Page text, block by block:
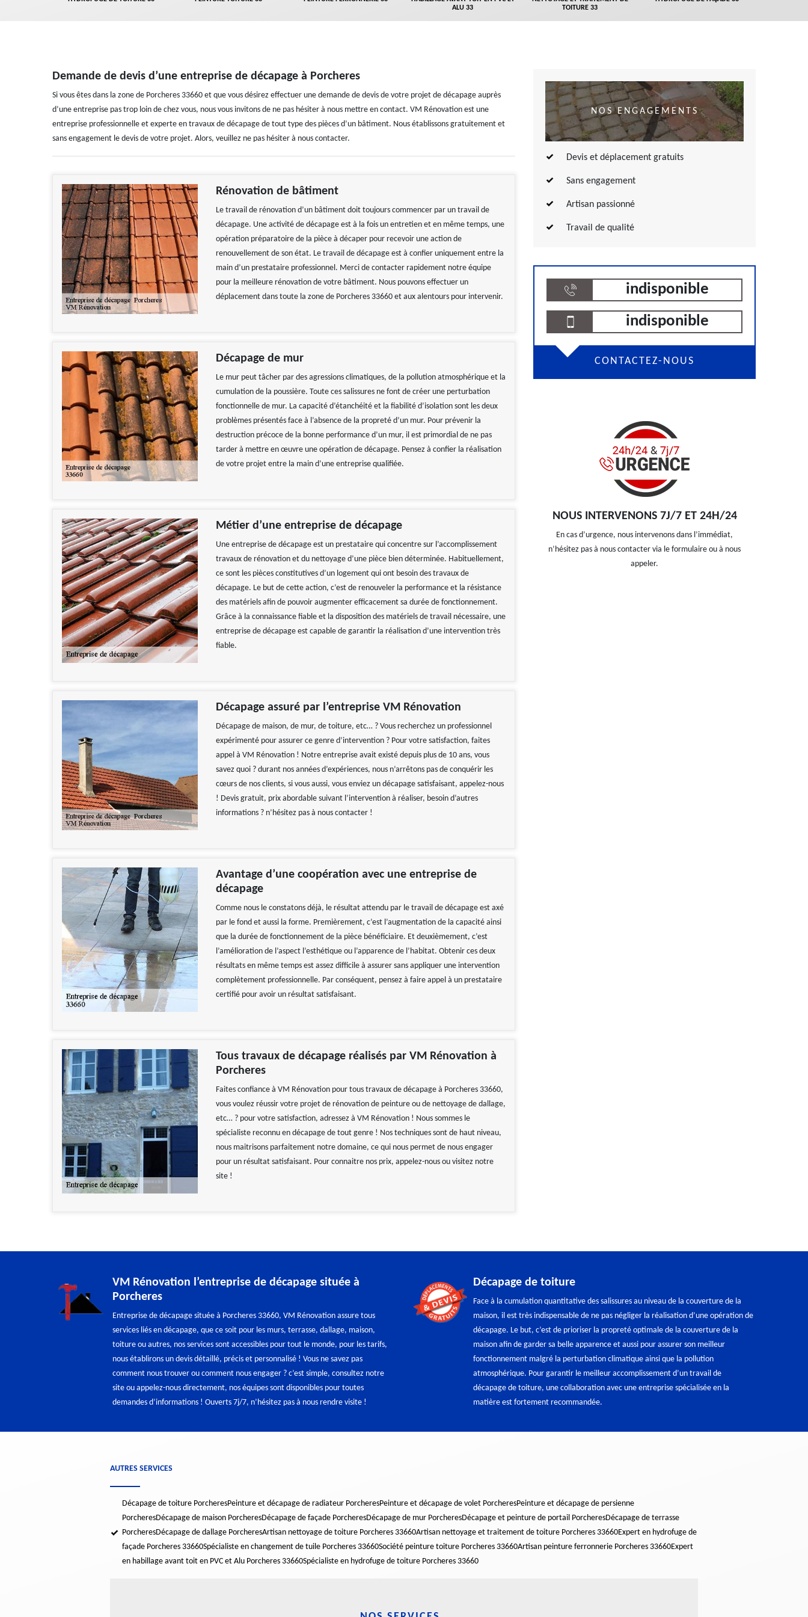
ALU 33
TOITURE 33
Demande de devis d’une entreprise de décapage à Porcheres
Si vous êtes dans la zone de Porcheres 33660 et que vous désirez effectuer une demande de devis de votre projet de décapage auprès
d’une entreprise pas trop loin de chez vous, nous vous invitons de ne pas hésiter à nous mettre en contact. VM Rénovation est une
entreprise professionnelle et experte en travaux de décapage de tout type des pièces d’un bâtiment. Nous établissons gratuitement et
sans engagement le devis de votre projet. Alors, veuillez ne pas hésiter à nous contacter.
Rénovation de bâtiment
Le travail de rénovation d’un bâtiment doit toujours commencer par un travail de
décapage. Une activité de décapage est à la fois un entretien et en même temps, une
opération préparatoire de la pièce à décaper pour recevoir une action de
renouvellement de son état. Le travail de décapage est à confier uniquement entre la
main d’un prestataire professionnel. Merci de contacter rapidement notre équipe
pour la meilleure rénovation de votre bâtiment. Nous pouvons effectuer un
déplacement dans toute la zone de Porcheres 33660 et aux alentours pour intervenir.
Décapage de mur
Le mur peut tâcher par des agressions climatiques, de la pollution atmosphérique et la
cumulation de la poussière. Toute ces salissures ne font de créer une perturbation
fonctionnelle de mur. La capacité d’étanchéité et la fiabilité d’isolation sont les deux
problèmes présentés face à l’absence de la propreté d’un mur. Pour prévenir la
destruction précoce de la bonne performance d’un mur, il est primordial de ne pas
tarder à mettre en œuvre une opération de décapage. Pensez à confier la réalisation
de votre projet entre la main d’une entreprise qualifiée.
Métier d’une entreprise de décapage
Une entreprise de décapage est un prestataire qui concentre sur l’accomplissement
travaux de rénovation et du nettoyage d’une pièce bien déterminée. Habituellement,
ce sont les pièces constitutives d’un logement qui ont besoin des travaux de
décapage. Le but de cette action, c’est de renouveler la performance et la résistance
des matériels afin de pouvoir augmenter efficacement sa durée de fonctionnement.
Grâce à la connaissance fiable et la disposition des matériels de travail nécessaire, une
entreprise de décapage est capable de garantir la réalisation d’une intervention très
fiable.
Décapage assuré par l’entreprise VM Rénovation
Décapage de maison, de mur, de toiture, etc… ? Vous recherchez un professionnel
expérimenté pour assurer ce genre d’intervention ? Pour votre satisfaction, faites
appel à VM Rénovation ! Notre entreprise avait existé depuis plus de 10 ans, vous
savez quoi ? durant nos années d’expériences, nous n’arrêtons pas de conquérir les
cœurs de nos clients, si vous aussi, vous enviez un décapage satisfaisant, appelez-nous
! Devis gratuit, prix abordable suivant l’intervention à réaliser, besoin d’autres
informations ? n’hésitez pas à nous contacter !
Avantage d’une coopération avec une entreprise de
décapage
Comme nous le constatons déjà, le résultat attendu par le travail de décapage est axé
par le fond et aussi la forme. Premièrement, c’est l’augmentation de la capacité ainsi
que la durée de fonctionnement de la pièce bénéficiaire. Et deuxièmement, c’est
l’amélioration de l’aspect l’esthétique ou l’apparence de l’habitat. Obtenir ces deux
résultats en même temps est assez difficile à assurer sans appliquer une intervention
complètement professionnelle. Par conséquent, pensez à faire appel à un prestataire
certifié pour avoir un résultat satisfaisant.
Tous travaux de décapage réalisés par VM Rénovation à
Porcheres
Faites confiance à VM Rénovation pour tous travaux de décapage à Porcheres 33660,
vous voulez réussir votre projet de rénovation de peinture ou de nettoyage de dallage,
etc… ? pour votre satisfaction, adressez à VM Rénovation ! Nous sommes le
spécialiste reconnu en décapage de tout genre ! Nos techniques sont de haut niveau,
nous maitrisons parfaitement notre domaine, ce qui nous permet de nous engager
pour un résultat satisfaisant. Pour connaitre nos prix, appelez-nous ou visitez notre
site !
NOS ENGAGEMENTS
Devis et déplacement gratuits
Sans engagement
Artisan passionné
Travail de qualité
indisponible
indisponible
CONTACTEZ-NOUS
NOUS INTERVENONS 7J/7 ET 24H/24
En cas d’urgence, nous intervenons dans l’immédiat,
n’hésitez pas à nous contacter via le formulaire ou à nous
appeler.
VM Rénovation l’entreprise de décapage située à
Porcheres
Entreprise de décapage située à Porcheres 33660, VM Rénovation assure tous
services liés en décapage, que ce soit pour les murs, terrasse, dallage, maison,
toiture ou autres, nos services sont accessibles pour tout le monde, pour les tarifs,
nous établirons un devis détaillé, précis et personnalisé ! Vous ne savez pas
comment nous trouver ou comment nous engager ? c’est simple, consultez notre
site ou appelez-nous directement, nos équipes sont disponibles pour toutes
demandes d’informations ! Ouverts 7j/7, n’hésitez pas à nous rendre visite !
Décapage de toiture
Face à la cumulation quantitative des salissures au niveau de la couverture de la
maison, il est très indispensable de ne pas négliger la réalisation d’une opération de
décapage. Le but, c’est de prioriser la propreté optimale de la couverture de la
maison afin de garder sa belle apparence et aussi pour assurer son meilleur
fonctionnement malgré la perturbation climatique ainsi que la pollution
atmosphérique. Pour garantir le meilleur accomplissement d’un travail de
décapage de toiture, une collaboration avec une entreprise spécialisée en la
matière est fortement recommandée.
AUTRES SERVICES
Décapage de toiture PorcheresPeinture et décapage de radiateur PorcheresPeinture et décapage de volet PorcheresPeinture et décapage de persienne
PorcheresDécapage de maison PorcheresDécapage de façade PorcheresDécapage de mur PorcheresDécapage et peinture de portail PorcheresDécapage de terrasse
PorcheresDécapage de dallage PorcheresArtisan nettoyage de toiture Porcheres 33660Artisan nettoyage et traitement de toiture Porcheres 33660Expert en hydrofuge de
façade Porcheres 33660Spécialiste en changement de tuile Porcheres 33660Société peinture toiture Porcheres 33660Artisan peinture ferronnerie Porcheres 33660Expert
en habillage avant toit en PVC et Alu Porcheres 33660Spécialiste en hydrofuge de toiture Porcheres 33660